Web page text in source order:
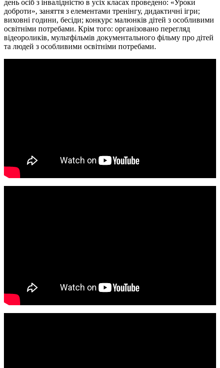
день осіб з інвалідністю в усіх класах проведено: «Уроки
доброти», заняття з елементами тренінгу, дидактичні ігри;
виховні години, бесіди; конкурс малюнків дітей з особливими
освітніми потребами. Крім того: організовано перегляд
відеороликів, мультфільмів документального фільму про дітей
та людей з особливими освітніми потребами.